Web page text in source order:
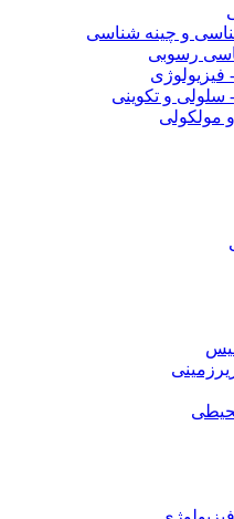
و چینه شناسی
رسوبی
و تکوینی
مولکولی